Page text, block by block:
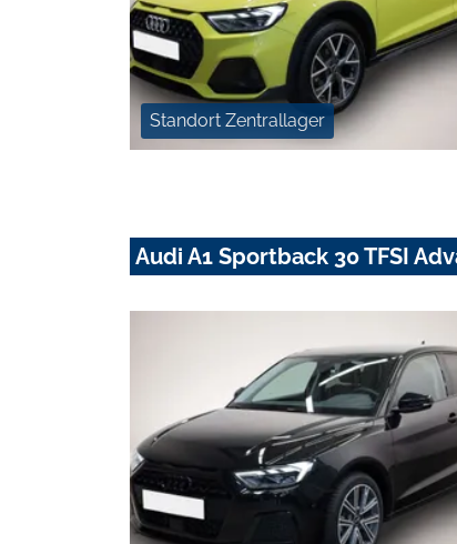
Standort Zentrallager
Audi A1 Sportback 30 TFSI